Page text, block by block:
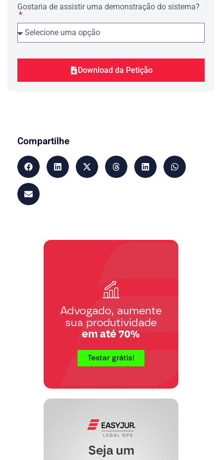
Estabelece o artigo 291 do NCPC, que a
que não tenha conteúdo econômico
imediatamente aferível. A exibição de
documentos, dentre eles os anexados na
sejam: a) duas cartas da SERASA, b)
extrato da suporta dívida atribuída à
Impugnada, já demonstram
revisão contratual’ preceitua o artigo
292, II, do NOVO Código de Processo
Civil que o valor da causa corresponde
ao valor do contrato.
Art. 292. O valor da causa constará da
(…)
existência, a validade, o cumprimento, a
modificação, a resolução, a resilição, ou
a rescisão de ato jurídico, o valor do ato
ou de sua parte controvertida;
Nesse sentido ademais, diferentemente
coligindo a seguinte jurisprudência:
EMENTA: AGRAVO DE
INSTRUMENTO. NULIDADE DE
CLÁUSULA CONTRATUAL. VALOR
CONTRATO. IMPOSSIBILIDADE DE
ATRIBUIR VALOR A APENAS UMA
CLÁUSULA CONTRATUAL. – Porque
não tem expressão econômica apenas
Gostaria de assistir uma demonstração do sistema?
Download da Petição
Compartilhe